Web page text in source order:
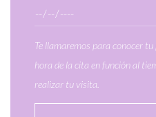
Te llamaremos para conocer
hora de la cita en función al
realizar tu visita.